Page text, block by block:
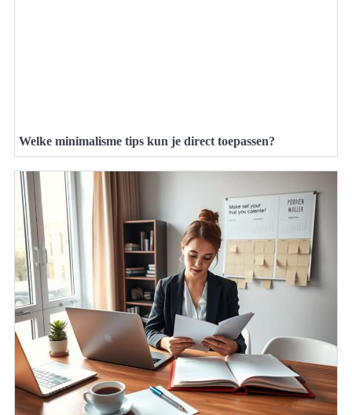
Welke minimalisme tips kun je direct toepassen?